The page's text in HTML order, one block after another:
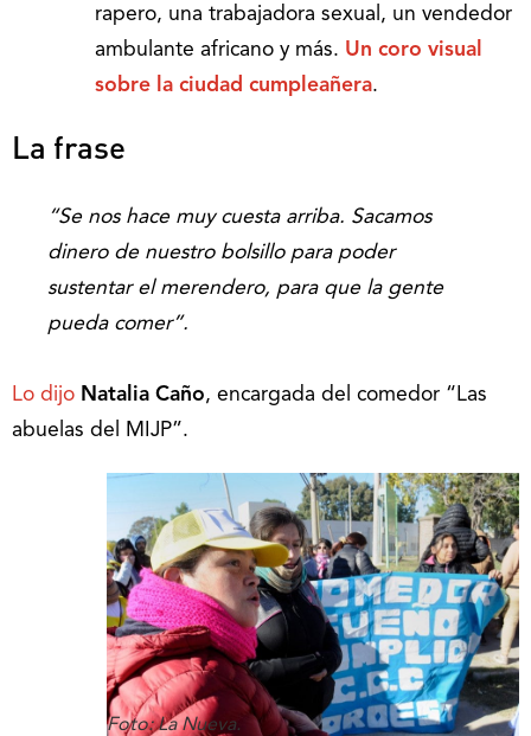
rapero, una trabajadora sexual, un vendedor
ambulante africano y más. Un coro visual
sobre la ciudad cumpleañera.
La frase
“Se nos hace muy cuesta arriba. Sacamos
dinero de nuestro bolsillo para poder
sustentar el merendero, para que la gente
pueda comer”.
Lo dijo Natalia Caño, encargada del comedor “Las
abuelas del MIJP”.
Foto: La Nueva.